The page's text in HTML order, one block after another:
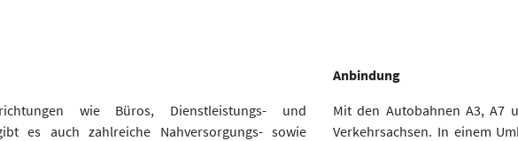
wie Büros, Dienstleistungs- und
es auch zahlreiche Nahversorgungs- sowie
Anbindung
Mit den Autobahnen A3, A7
Verkehrsachsen. In einem